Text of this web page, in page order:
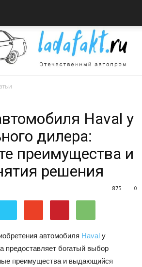
об
Haval у
дилера:
преимущества и
решения
0
875
автомобиля Haval у
предоставляет богатый выбор
преимущества и выдающийся